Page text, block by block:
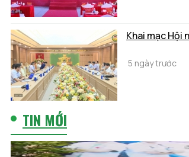
Khai mạc Hội
5 ngày trước
TIN MỚI